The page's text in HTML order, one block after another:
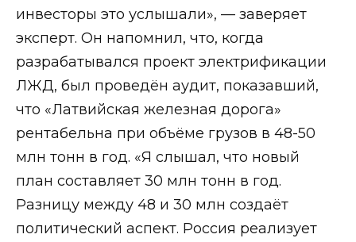
инвесторы это услышали», — заверяет
эксперт. Он напомнил, что, когда
разрабатывался проект электрификации
ЛЖД, был проведён аудит, показавший,
что «Латвийская железная дорога»
рентабельна при объёме грузов в 48-50
млн тонн в год. «Я слышал, что новый
план составляет 30 млн тонн в год.
Разницу между 48 и 30 млн создаёт
политический аспект. Россия реализует